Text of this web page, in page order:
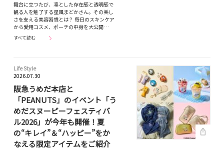
舞台に立つたび、凛とした存在感と透明感で
観る人を魅了する星風まどかさん。その美し
さを支える美容習慣とは？ 毎日のスキンケア
から愛用コスメ、ポーチの中身を大公開…
すべて読む
Life Style
2026.07.30
阪急うめだ本店と
「PEANUTS」のイベント「う
めだスヌーピーフェスティバ
ル2026」が今年も開催！夏
の“キレイ”＆“ハッピー”をか
なえる限定アイテムをご紹介